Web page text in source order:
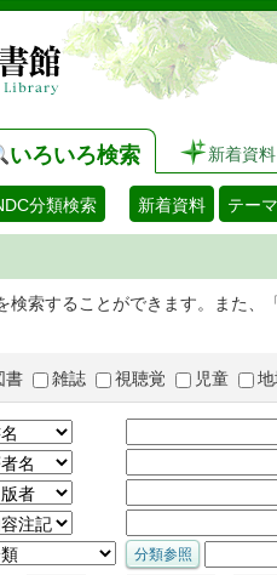
いろいろ検索 新着資料
分類検索 新着資料 テー
検索することができます。また
書 雑誌 視聴覚 児童